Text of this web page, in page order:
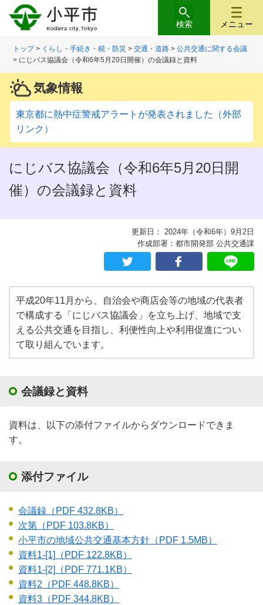
メニュー
検索
トップ> くらし・手続き・税・防災 >交通・道路 >公共交通に関する会議
> にじバス協議会（令和6年5月20日開催）の会議録と資料
気象情報
東京都に熱中症警戒アラートが発表されました（外部
リンク）
にじバス協議会（令和6年5月20日開
催）の会議録と資料
更新日： 2024年（令和6年）9月2日
作成部署：都市開発部 公共交通課
平成20年11月から、自治会や商店会等の地域の代表者
で構成する「にじバス協議会」を立ち上げ、地域で支
える公共交通を目指し、利便性向上や利用促進につい
て取り組んでいます。
会議録と資料
資料は、以下の添付ファイルからダウンロードできま
す。
添付ファイル
会議録 （PDF 432.8KB）
次第 （PDF 103.8KB）
小平市の地域公共交通基本方針 （PDF 1.5MB）
資料1‐[1]
（PDF 122.8KB）
資料1-[2]
（PDF 771.1KB）
資料2 （PDF 448.8KB）
資料3 （PDF 344.8KB）